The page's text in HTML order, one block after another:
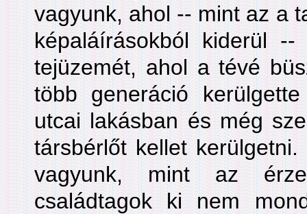
vagyunk, ahol -- mint az a
képaláírásokból kiderül
tejüzemét, ahol a tévé
több generáció
utcai lakásban és még
társbérlőt kellet
vagyunk, mint az
családtagok ki nem